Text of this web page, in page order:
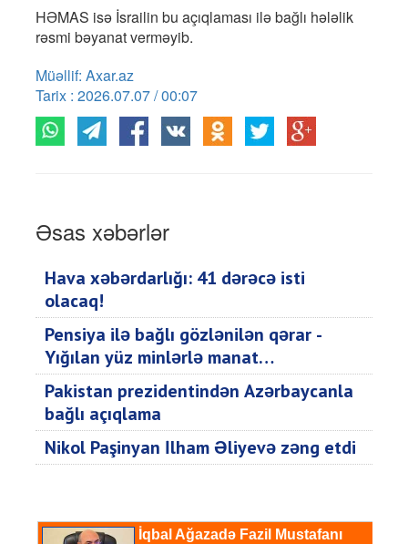
HƏMAS isə İsrailin bu açıqlaması ilə bağlı hələlik
rəsmi bəyanat verməyib.
Müəllif: Axar.az
Tarix : 2026.07.07 / 00:07
Əsas xəbərlər
Hava xəbərdarlığı: 41 dərəcə isti
olacaq!
Pensiya ilə bağlı gözlənilən qərar -
Yığılan yüz minlərlə manat…
Pakistan prezidentindən Azərbaycanla
bağlı açıqlama
Nikol Paşinyan İlham Əliyevə zəng etdi